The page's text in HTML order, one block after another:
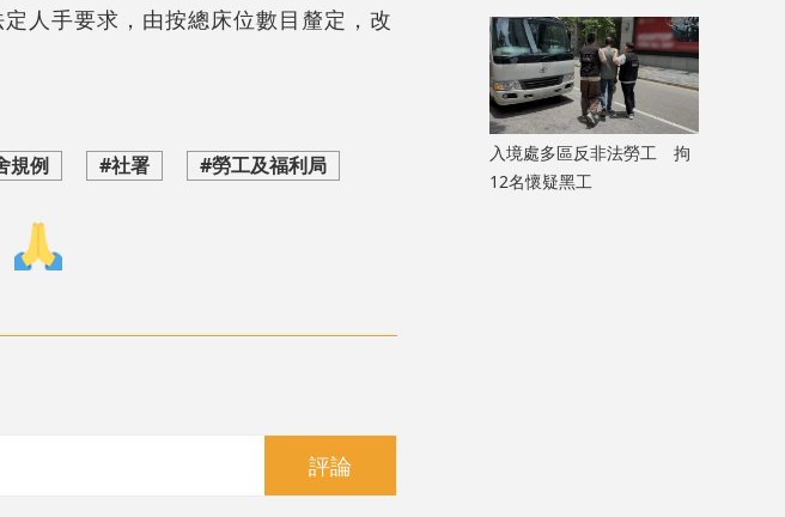
人手要求，由按總床位數目釐定，改
規例 #社署 #勞工及福利局
評論
入境處多區反非法勞工 拘
12名懷疑黑工